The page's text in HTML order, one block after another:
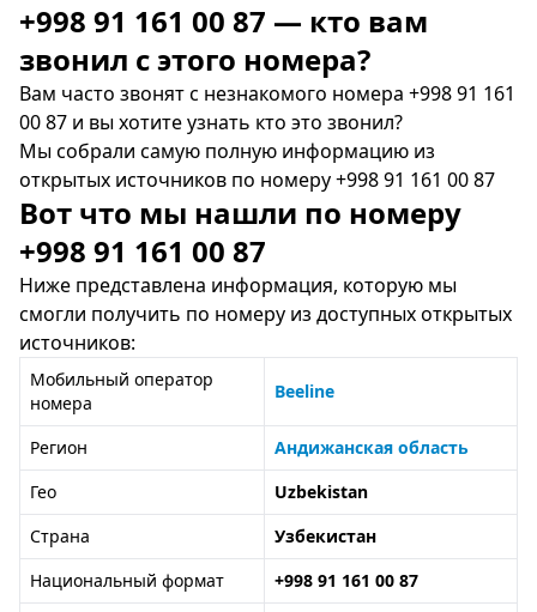
+998 91 161 00 87 — кто вам
звонил c этого номера?
Вам часто звонят с незнакомого номера +998 91 161
00 87 и вы хотите узнать кто это звонил?
Мы собрали самую полную информацию из
открытых источников по номеру +998 91 161 00 87
Вот что мы нашли по номеру
+998 91 161 00 87
Ниже представлена информация, которую мы
смогли получить по номеру из доступных открытых
источников:
Мобильный оператор
номера
Beeline
Регион
Андижанская область
Гео
Uzbekistan
Страна
Узбекистан
Национальный формат
+998 91 161 00 87